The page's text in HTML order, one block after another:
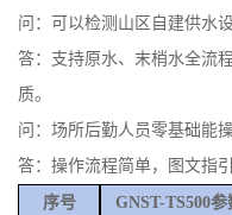
问：可以检测山区自建供水
答：支持原水、末梢水全流
质。
问：场所后勤人员零基础能操
答：操作流程简单，图文指
序号 GNST-TS500参